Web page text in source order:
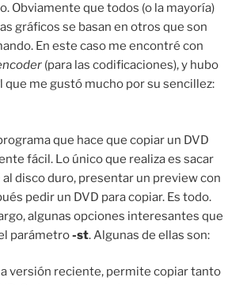
Obviamente que todos (o la mayoría)
gráficos se basan en otros que son
En este caso me encontré con
(para las codificaciones), y hubo
que me gustó mucho por su sencillez:
que hace que copiar un DVD
fácil. Lo único que realiza es sacar
al disco duro, presentar un preview con
pedir un DVD para copiar. Es todo.
algunas opciones interesantes que
parámetro-st. Algunas de ellas son:
versión reciente, permite copiar tanto